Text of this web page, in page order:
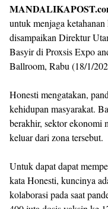
untuk menjaga
disampaikan Direktur
Basyir di Proxsis Expo
Ballroom, Rabu (18/1/
Honesti mengatakan,
kehidupan masyarakat.
berakhir, sektor ekonomi
keluar dari zona tersebut.
Untuk dapat dapat
kata Honesti, kuncinya
kolaborasi pada saat